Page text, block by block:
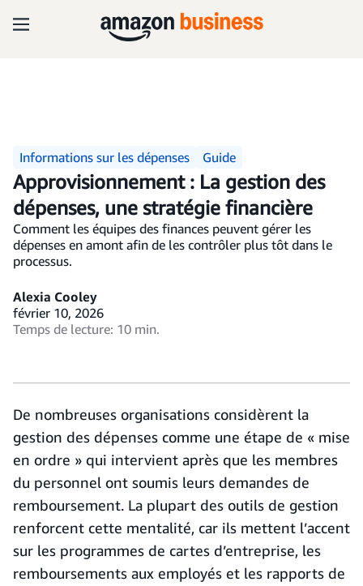
Informations sur les dépenses Guide
Approvisionnement : La gestion des
dépenses, une stratégie financière
Comment les équipes des finances peuvent gérer les
dépenses en amont afin de les contrôler plus tôt dans le
processus.
Alexia Cooley
février 10, 2026
Temps de lecture: 10 min.
De nombreuses organisations considèrent la
gestion des dépenses comme une étape de « mise
en ordre » qui intervient après que les membres
du personnel ont soumis leurs demandes de
remboursement. La plupart des outils de gestion
renforcent cette mentalité, car ils mettent l’accent
sur les programmes de cartes d’entreprise, les
remboursements aux employés et les rapports de